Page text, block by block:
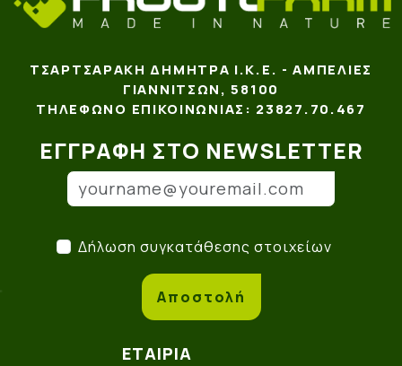
ΤΣΑΡΤΣΑΡΆΚΗ ΔΉΜΗΤΡΑ Ι.Κ.Ε. - ΑΜΠΕΛΙΈΣ
ΓΙΑΝΝΙΤΣΏΝ, 58100
ΤΗΛΈΦΩΝΟ ΕΠΙΚΟΙΝΩΝΊΑΣ: 23827.70.467
ΕΓΓΡΑΦΉ ΣΤΟ NEWSLETTER
(*)
Δήλωση συγκατάθεσης
Δήλωση συγκατάθεσης στοιχείων
Αποστολή
ΕΤΑΙΡΊΑ